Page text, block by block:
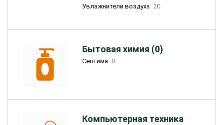
Увлажнители воздуха 20
Бытовая химия (0)
Септима 0
Компьютерная техника